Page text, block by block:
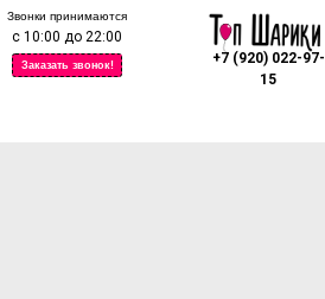
+7 (920) 022-97-
15
Заказать звонок!
Звонки принимаются
с 10:00 до 22:00